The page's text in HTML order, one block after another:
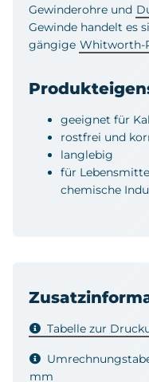
Gewinderohre und
Gewinde handelt es
gängige Whitworth-
geeignet für
rostfrei und
langlebig
für
chemische
Tabelle zur
mm